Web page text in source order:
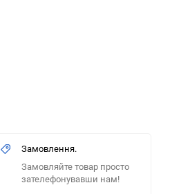
Замовлення.
Замовляйте товар просто
зателефонувавши нам!